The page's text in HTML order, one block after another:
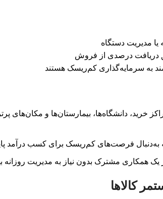
یا مدیریت دستگاه
دریافت درصدی از فروش
به سرمایه‌گذاری کم‌ریسک هستند
خرید، دانشگاه‌ها، بیمارستان‌ها و مکان‌های
به‌دنبال فرصت‌های کم‌ریسک برای کسب درآمد
همکاری مشترک بدون نیاز به مدیریت روزانه
کالاها